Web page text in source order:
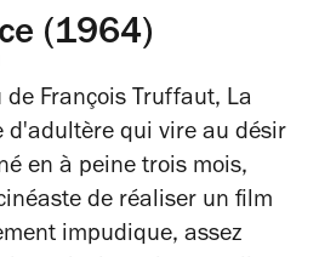
(1964)
de François Truffaut, La
d'adultère qui vire au désir
en à peine trois mois,
de réaliser un film
impudique, assez